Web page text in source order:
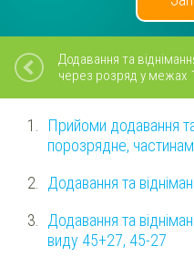
Додавання та
через розряд у межах
Прийоми додавання
порозрядне,
Додавання та
Додавання та
виду 45+27, 45-27